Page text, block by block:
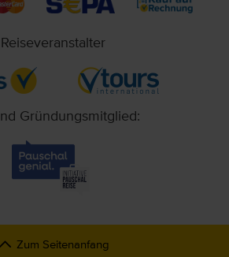
Reiseveranstalter
Gründungsmitglied:
Zum Seitenanfang